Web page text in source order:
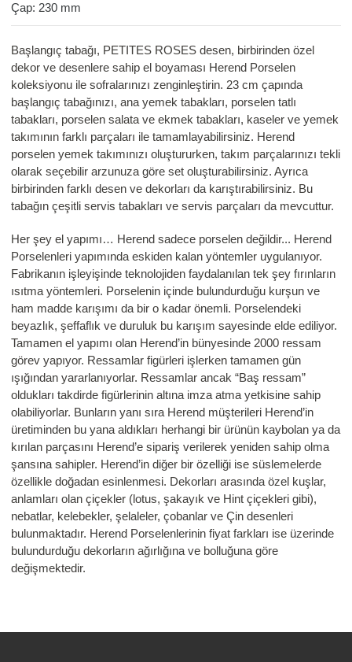
Çap: 230 mm
Başlangıç tabağı, PETITES ROSES desen, birbirinden özel
dekor ve desenlere sahip el boyaması Herend Porselen
koleksiyonu ile sofralarınızı zenginleştirin. 23 cm çapında
başlangıç tabağınızı, ana yemek tabakları, porselen tatlı
tabakları, porselen salata ve ekmek tabakları, kaseler ve yemek
takımının farklı parçaları ile tamamlayabilirsiniz. Herend
porselen yemek takımınızı oluştururken, takım parçalarınızı tekli
olarak seçebilir arzunuza göre set oluşturabilirsiniz. Ayrıca
birbirinden farklı desen ve dekorları da karıştırabilirsiniz. Bu
tabağın çeşitli servis tabakları ve servis parçaları da mevcuttur.
Her şey el yapımı… Herend sadece porselen değildir... Herend
Porselenleri yapımında eskiden kalan yöntemler uygulanıyor.
Fabrikanın işleyişinde teknolojiden faydalanılan tek şey fırınların
ısıtma yöntemleri. Porselenin içinde bulundurduğu kurşun ve
ham madde karışımı da bir o kadar önemli. Porselendeki
beyazlık, şeffaflık ve duruluk bu karışım sayesinde elde ediliyor.
Tamamen el yapımı olan Herend’in bünyesinde 2000 ressam
görev yapıyor. Ressamlar figürleri işlerken tamamen gün
ışığından yararlanıyorlar. Ressamlar ancak “Baş ressam”
oldukları takdirde figürlerinin altına imza atma yetkisine sahip
olabiliyorlar. Bunların yanı sıra Herend müşterileri Herend’in
üretiminden bu yana aldıkları herhangi bir ürünün kaybolan ya da
kırılan parçasını Herend’e sipariş verilerek yeniden sahip olma
şansına sahipler. Herend’in diğer bir özelliği ise süslemelerde
özellikle doğadan esinlenmesi. Dekorları arasında özel kuşlar,
anlamları olan çiçekler (lotus, şakayık ve Hint çiçekleri gibi),
nebatlar, kelebekler, şelaleler, çobanlar ve Çin desenleri
bulunmaktadır. Herend Porselenlerinin fiyat farkları ise üzerinde
bulundurduğu dekorların ağırlığına ve bolluğuna göre
değişmektedir.